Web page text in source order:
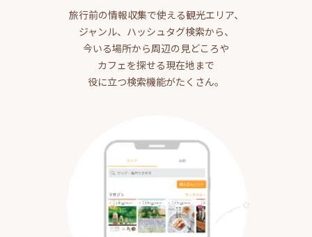
旅行前の情報収集で使える観光エリア、
ジャンル、ハッシュタグ検索から、
今いる場所から周辺の見どころや
カフェを探せる現在地まで
役に立つ検索機能がたくさん。